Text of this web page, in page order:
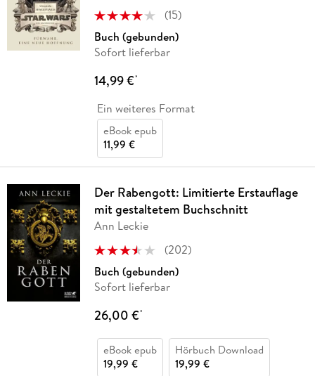
(15)
Buch (gebunden)
Sofort lieferbar
14,99 €*
Ein weiteres Format
eBook epub
11,99 €
Der Rabengott: Limitierte Erstauflage
mit gestaltetem Buchschnitt
Ann Leckie
(202)
Buch (gebunden)
Sofort lieferbar
26,00 €*
eBook epub
19,99 €
Hörbuch Download
19,99 €